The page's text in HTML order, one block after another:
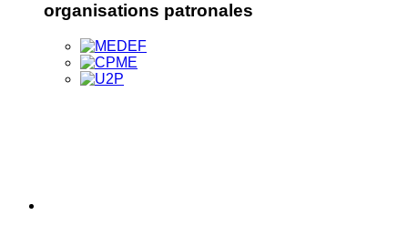
organisations patronales